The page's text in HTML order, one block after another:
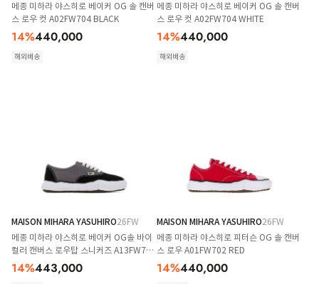
메종 미하라 야스히로 베이커 OG 솔 캔버
스 로우 컷 A02FW704 BLACK
14%440,000
해외배송
메종 미하라 야스히로 베이커 OG 솔 캔버
스 로우 컷 A02FW704 WHITE
14%440,000
해외배송
MAISON MIHARA YASUHIRO26FW
메종 미하라 야스히로 베이커 OG솔 바이
컬러 캔버스 로우탑 스니커즈 A13FW738
BLKGRY Multicoloured
14%443,000
MAISON MIHARA YASUHIRO26FW
메종 미하라 야스히로 피터슨 OG 솔 캔버
스 로우 A01FW702 RED
14%440,000